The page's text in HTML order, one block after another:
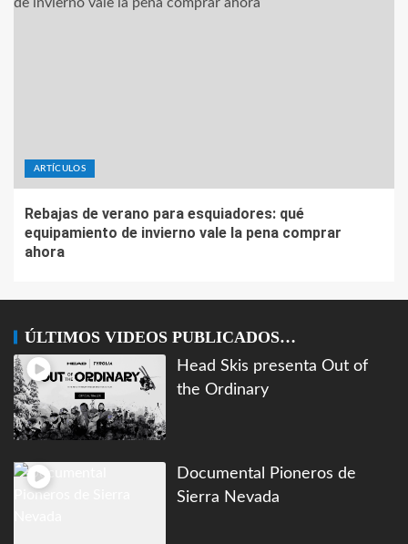
ARTÍCULOS
Rebajas de verano para esquiadores: qué
equipamiento de invierno vale la pena comprar
ahora
ÚLTIMOS VIDEOS PUBLICADOS…
Head Skis presenta Out of
the Ordinary
Documental Pioneros de
Sierra Nevada